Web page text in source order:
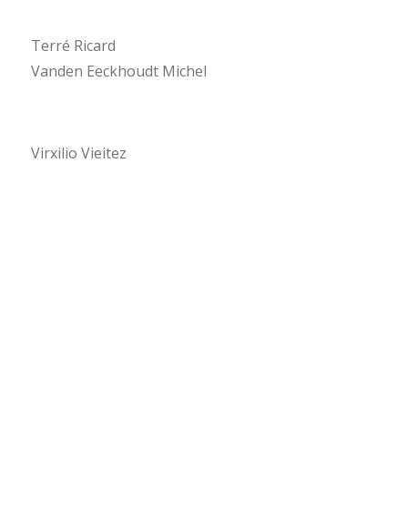
Terré Ricard
Vanden Eeckhoudt Michel
Virxilio Vieitez